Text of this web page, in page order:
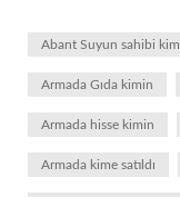
Abant Suyun sahibi kim
Armada Gıda kimin
Armada hisse kimin
Armada kime satıldı